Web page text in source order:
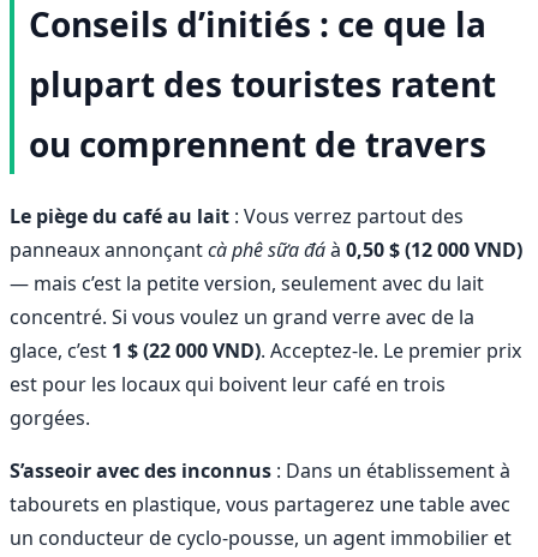
Conseils d’initiés : ce que la
plupart des touristes ratent
ou comprennent de travers
Le piège du café au lait : Vous verrez partout des
panneaux annonçantcà phê sữa đáà 0,50 $ (12 000 VND)
— mais c’est la petite version, seulement avec du lait
concentré. Si vous voulez un grand verre avec de la
glace, c’est 1 $ (22 000 VND). Acceptez-le. Le premier prix
est pour les locaux qui boivent leur café en trois
gorgées.
S’asseoir avec des inconnus : Dans un établissement à
tabourets en plastique, vous partagerez une table avec
un conducteur de cyclo-pousse, un agent immobilier et